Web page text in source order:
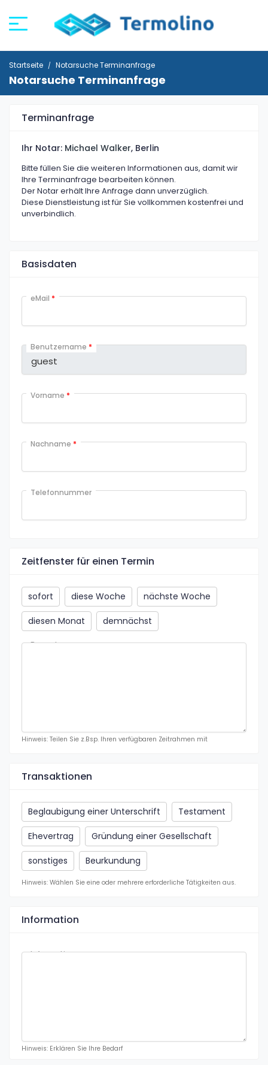
Startseite Notarsuche Terminanfrage
Notarsuche Terminanfrage
Terminanfrage
Ihr Notar: Michael Walker, Berlin
Bitte füllen Sie die weiteren Informationen aus, damit wir
Ihre Terminanfrage bearbeiten können.
Der Notar erhält Ihre Anfrage dann unverzüglich.
Diese Dienstleistung ist für Sie vollkommen kostenfrei und
unverbindlich.
Basisdaten
eMail *
Benutzername *
Vorname *
Nachname *
Telefonnummer
Zeitfenster für einen Termin
sofort diese Woche nächste Woche
diesen Monat demnächst
Bemerkung
Hinweis: Teilen Sie z.Bsp. Ihren verfügbaren Zeitrahmen mit
Transaktionen
Beglaubigung einer Unterschrift Testament
Ehevertrag Gründung einer Gesellschaft
sonstiges Beurkundung
Hinweis: Wählen Sie eine oder mehrere erforderliche Tätigkeiten aus.
Information
Information
Hinweis: Erklären Sie Ihre Bedarf